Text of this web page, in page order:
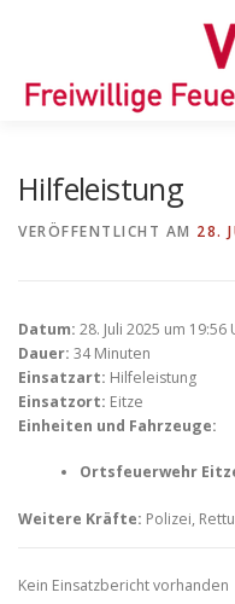
KINDER-/
Hilfeleistung
VERÖFFENTLICHT AM 28.
Datum: 28. Juli 2025 um 19:56
Dauer: 34 Minuten
Einsatzart: Hilfeleistung
Einsatzort: Eitze
Einheiten und Fahrzeuge:
Ortsfeuerwehr
Weitere Kräfte: Polizei,
Kein Einsatzbericht vorhanden